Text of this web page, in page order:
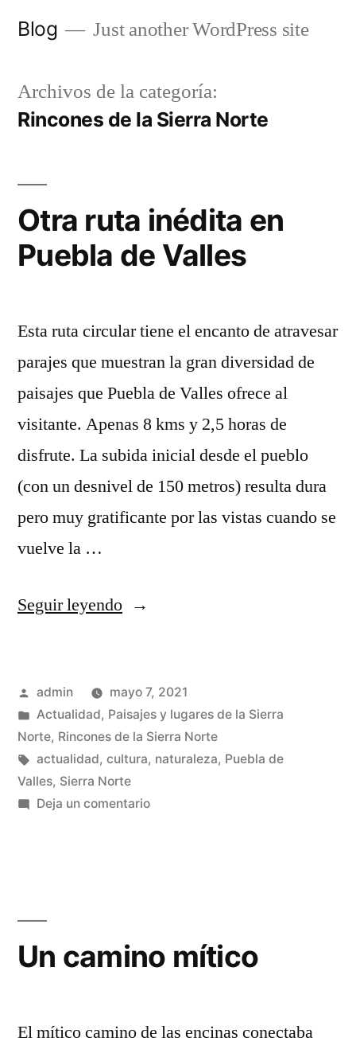
Blog Just another WordPress site
Archivos de la categoría:
Rincones de la Sierra Norte
Otra ruta inédita en
Puebla de Valles
Esta ruta circular tiene el encanto de atravesar
parajes que muestran la gran diversidad de
paisajes que Puebla de Valles ofrece al
visitante. Apenas 8 kms y 2,5 horas de
disfrute. La subida inicial desde el pueblo
(con un desnivel de 150 metros) resulta dura
pero muy gratificante por las vistas cuando se
vuelve la …
Seguir leyendo«Otra
en
Puebla
de
Valles»
Publicado
por
admin
mayo 7, 2021
Publicado
en
Actualidad, Paisajes y lugares de la Sierra
Norte, Rincones de la Sierra Norte
Etiquetas:
actualidad, cultura, naturaleza, Puebla de
Valles, Sierra Norte
Deja un comentarioen
Valles
Un camino mítico
El mítico camino de las encinas conectaba